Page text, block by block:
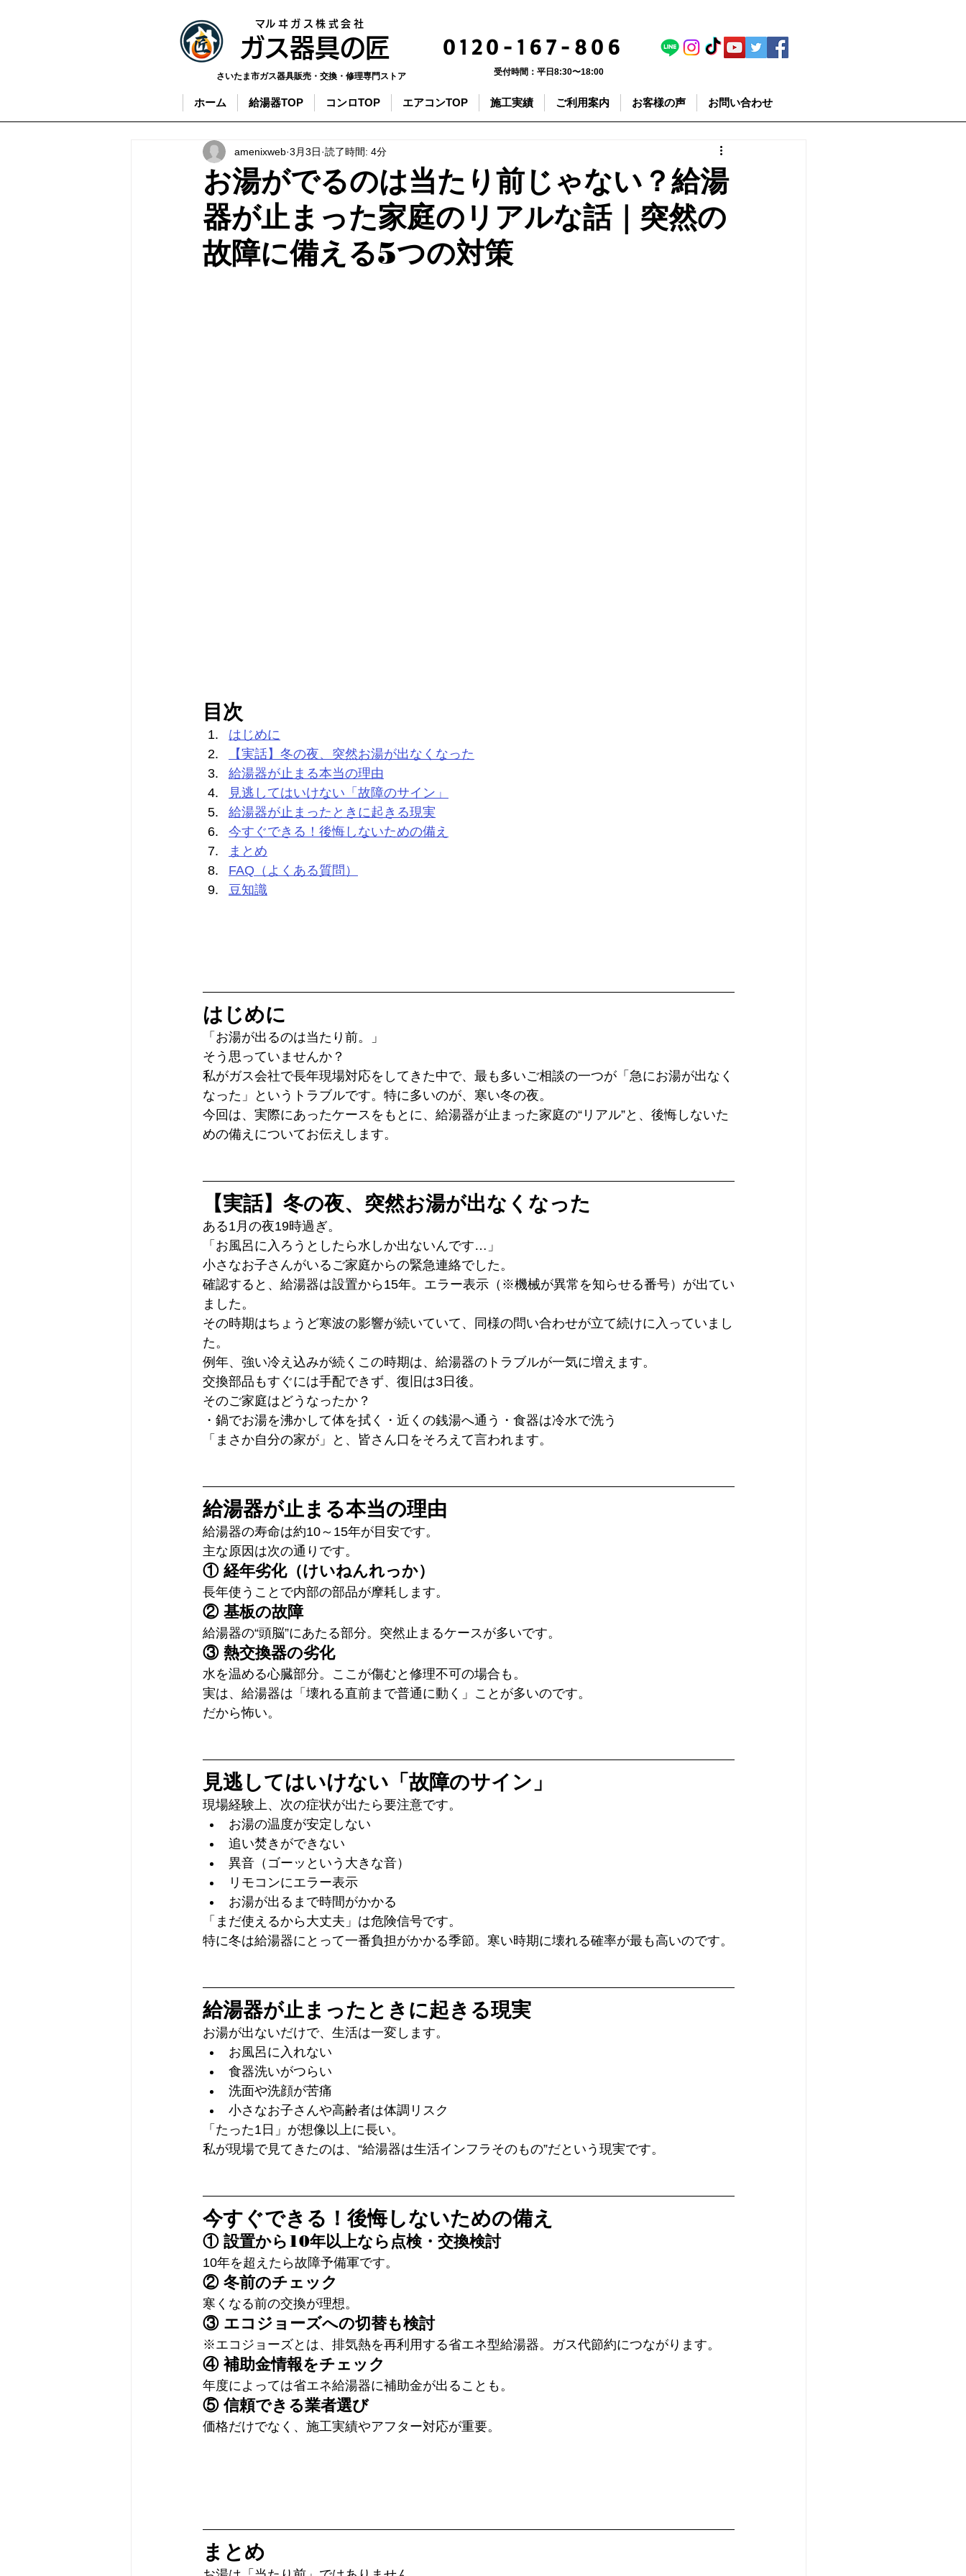
​マルヰガス株式会社
​ガス器具の匠 0120-167-806
さいたま市ガス器具販売・交換・修理専門ストア 受付時間： 平日8:30〜18:00
ホーム 給湯器TOP コンロTOP エアコンTOP 施工実績 ご利用案内 お客様の声 お問い合わせ
お湯がでるのは当たり前じゃない？給湯
器が止まった家庭のリアルな話｜突然の
故障に備える5つの対策
amenixweb 3月3日 読了時間: 4分
目次
はじめに
【実話】冬の夜、突然お湯が出なくなった
給湯器が止まる本当の理由
見逃してはいけない「故障のサイン」
給湯器が止まったときに起きる現実
今すぐできる！後悔しないための備え
まとめ
FAQ（よくある質問）
豆知識
はじめに
「お湯が出るのは当たり前。」
そう思っていませんか？
私がガス会社で長年現場対応をしてきた中で、最も多いご相談の一つが「急にお湯が出なく
なった」というトラブルです。特に多いのが、寒い冬の夜。
今回は、実際にあったケースをもとに、給湯器が止まった家庭の“リアル”と、後悔しないた
めの備えについてお伝えします。
【実話】冬の夜、突然お湯が出なくなった
ある1月の夜19時過ぎ。
「お風呂に入ろうとしたら水しか出ないんです…」
小さなお子さんがいるご家庭からの緊急連絡でした。
確認すると、給湯器は設置から15年。エラー表示（※機械が異常を知らせる番号）が出てい
ました。
その時期はちょうど寒波の影響が続いていて、同様の問い合わせが立て続けに入っていまし
た。
例年、強い冷え込みが続くこの時期は、給湯器のトラブルが一気に増えます。
交換部品もすぐには手配できず、復旧は3日後。
そのご家庭はどうなったか？
・鍋でお湯を沸かして体を拭く・近くの銭湯へ通う・食器は冷水で洗う
「まさか自分の家が」と、皆さん口をそろえて言われます。
給湯器が止まる本当の理由
給湯器の寿命は約10～15年が目安です。
主な原因は次の通りです。
① 経年劣化（けいねんれっか）
長年使うことで内部の部品が摩耗します。
② 基板の故障
給湯器の“頭脳”にあたる部分。突然止まるケースが多いです。
③ 熱交換器の劣化
水を温める心臓部分。ここが傷むと修理不可の場合も。
実は、給湯器は「壊れる直前まで普通に動く」ことが多いのです。
だから怖い。
見逃してはいけない「故障のサイン」
現場経験上、次の症状が出たら要注意です。
お湯の温度が安定しない
追い焚きができない
異音（ゴーッという大きな音）
リモコンにエラー表示
お湯が出るまで時間がかかる
「まだ使えるから大丈夫」は危険信号です。
特に冬は給湯器にとって一番負担がかかる季節。寒い時期に壊れる確率が最も高いのです。
給湯器が止まったときに起きる現実
お湯が出ないだけで、生活は一変します。
お風呂に入れない
食器洗いがつらい
洗面や洗顔が苦痛
小さなお子さんや高齢者は体調リスク
「たった1日」が想像以上に長い。
私が現場で見てきたのは、“給湯器は生活インフラそのもの”だという現実です。
今すぐできる！後悔しないための備え
① 設置から10年以上なら点検・交換検討
10年を超えたら故障予備軍です。
② 冬前のチェック
寒くなる前の交換が理想。
③ エコジョーズへの切替も検討
※エコジョーズとは、排気熱を再利用する省エネ型給湯器。ガス代節約につながります。
④ 補助金情報をチェック
年度によっては省エネ給湯器に補助金が出ることも。
⑤ 信頼できる業者選び
価格だけでなく、施工実績やアフター対応が重要。
まとめ